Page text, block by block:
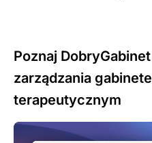
Poznaj
zarządzania
terapeutycznym